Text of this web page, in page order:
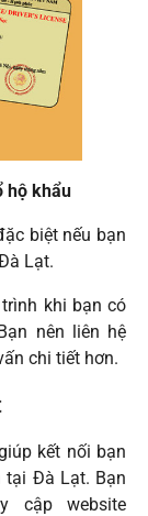
hộ khẩu
biệt nếu bạn
Lạt.
khi bạn có
nên liên hệ
chi tiết hơn.
kết nối bạn
tại Đà Lạt. Bạn
cập website